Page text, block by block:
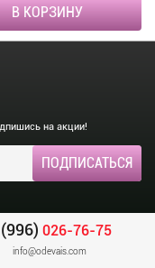
В КОРЗИНУ
на акции!
026-76-75
info@odevais.com